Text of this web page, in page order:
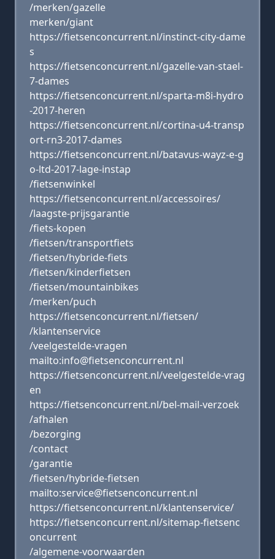
/merken/gazelle
merken/giant
https://fietsenconcurrent.nl/instinct-city-dame
s
https://fietsenconcurrent.nl/gazelle-van-stael-
7-dames
https://fietsenconcurrent.nl/sparta-m8i-hydro
-2017-heren
https://fietsenconcurrent.nl/cortina-u4-transp
ort-rn3-2017-dames
https://fietsenconcurrent.nl/batavus-wayz-e-g
o-ltd-2017-lage-instap
/fietsenwinkel
https://fietsenconcurrent.nl/accessoires/
/laagste-prijsgarantie
/fiets-kopen
/fietsen/transportfiets
/fietsen/hybride-fiets
/fietsen/kinderfietsen
/fietsen/mountainbikes
/merken/puch
https://fietsenconcurrent.nl/fietsen/
/klantenservice
/veelgestelde-vragen
mailto:info@fietsenconcurrent.nl
https://fietsenconcurrent.nl/veelgestelde-vrag
en
https://fietsenconcurrent.nl/bel-mail-verzoek
/afhalen
/bezorging
/contact
/garantie
/fietsen/hybride-fietsen
mailto:service@fietsenconcurrent.nl
https://fietsenconcurrent.nl/klantenservice/
https://fietsenconcurrent.nl/sitemap-fietsenc
oncurrent
/algemene-voorwaarden